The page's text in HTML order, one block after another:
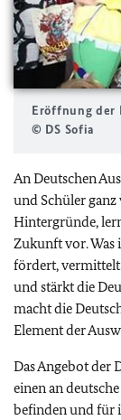
Eröffnung der
© DS Sofia
An Deutschen
und Schüler
Hintergründe,
Zukunft vor.
fördert,
und stärkt die
macht die
Element der
Das Angebot der
einen an
befinden und für